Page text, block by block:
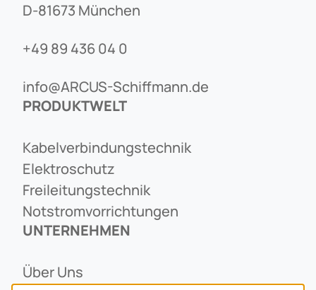
D-81673 München
+49 89 436 04 0
info@ARCUS-Schiffmann.de
PRODUKTWELT
Kabelverbindungstechnik
Elektroschutz
Freileitungstechnik
Notstromvorrichtungen
UNTERNEHMEN
Über Uns